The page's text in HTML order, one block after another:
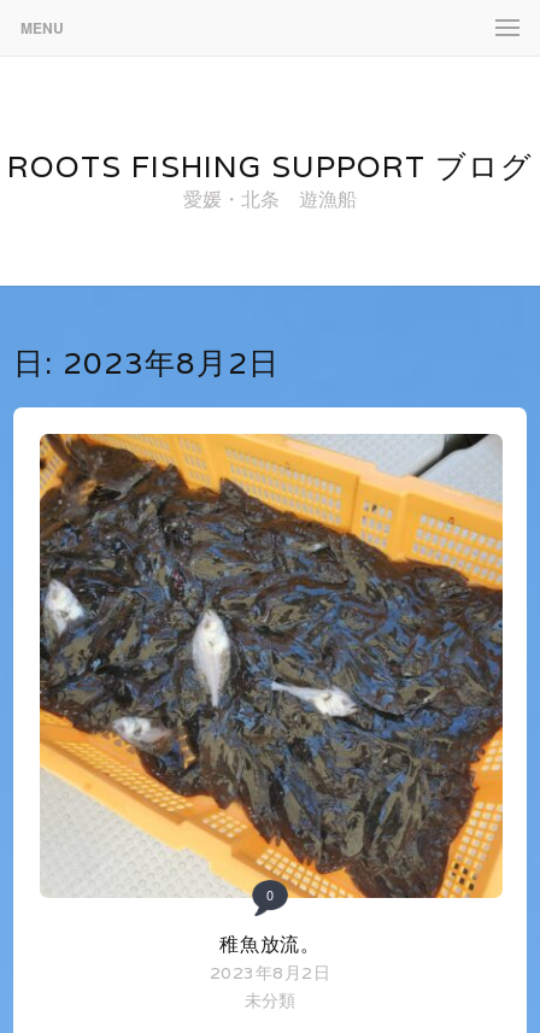
MENU
ROOTS FISHING SUPPORT ブログ
愛媛・北条 遊漁船
日: 2023年8月2日
0
稚魚放流。
2023年8月2日
未分類